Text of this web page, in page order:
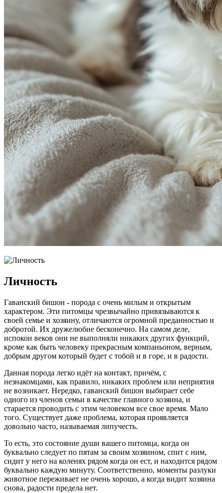
Личность
Гаванский бишон - порода с очень милым и открытым
характером. Эти питомцы чрезвычайно привязываются к
своей семье и хозяину, отличаются огромной преданностью и
добротой. Их дружелюбие бесконечно. На самом деле,
испокон веков они не выполняли никаких других функций,
кроме как быть человеку прекрасным компаньоном, верным,
добрым другом который будет с тобой и в горе, и в радости.
Данная порода легко идёт на контакт, причём, с
незнакомцами, как правило, никаких проблем или неприятия
не возникает. Нередко, гаванский бишон выбирает себе
одного из членов семьи в качестве главного хозяина, и
старается проводить с этим человеком все свое время. Мало
того. Существует даже проблема, которая проявляется
довольно часто, называемая липучесть.
То есть, это состояние души вашего питомца, когда он
буквально следует по пятам за своим хозяином, спит с ним,
сидит у него на коленях рядом когда он ест, и находится рядом
буквально каждую минуту. Соответственно, моменты разлуки
животное переживает не очень хорошо, а когда видит хозяина
снова, радости предела нет.